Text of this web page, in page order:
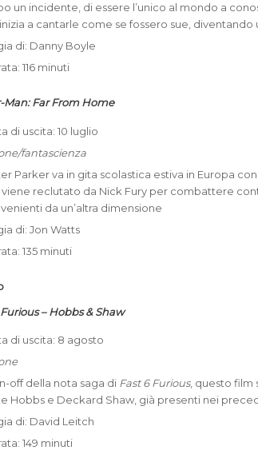
un incidente, di essere l’unico al mondo a
a cantarle come se fossero sue, diventando
di: Danny Boyle
116 minuti
Man: Far From Home
di uscita: 10 luglio
fantascienza
Parker va in gita scolastica estiva in Europa
viene reclutato da Nick Fury per combattere
da un’altra dimensione
di: Jon Watts
135 minuti
– Hobbs & Shaw
di uscita: 8 agosto
off della nota saga di Fast 6 Furious, questo film
Hobbs e Deckard Shaw, già presenti nei
di: David Leitch
149 minuti